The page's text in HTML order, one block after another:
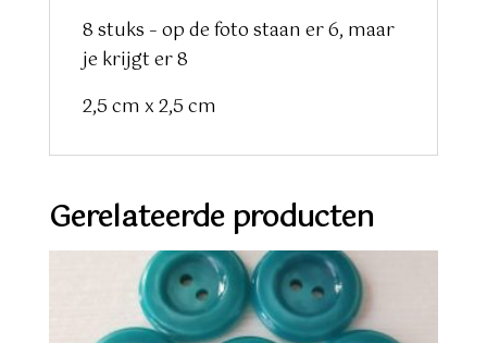
8 stuks – op de foto staan er 6, maar
je krijgt er 8
2,5 cm x 2,5 cm
Gerelateerde producten